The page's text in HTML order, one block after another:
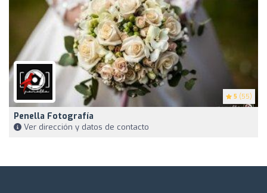
5 (55)
Penella Fotografía
Ver dirección y datos de contacto